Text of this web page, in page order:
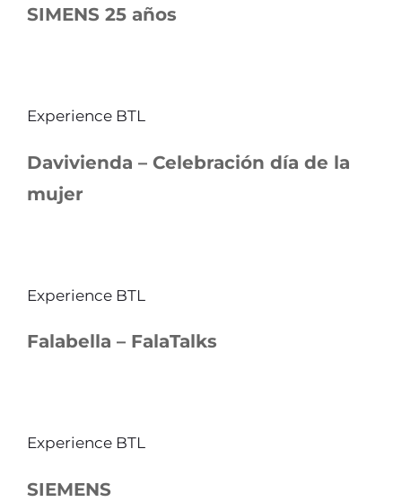
SIMENS 25 años
Experience BTL
Davivienda – Celebración día de la
mujer
Experience BTL
Falabella – FalaTalks
Experience BTL
SIEMENS